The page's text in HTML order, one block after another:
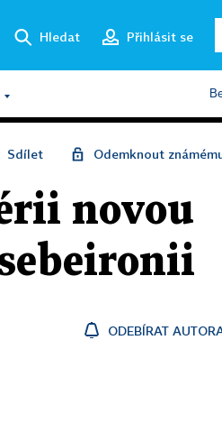
Hledat Přihlásit se
Sdílet Odemknout
novou
ODEBÍRAT